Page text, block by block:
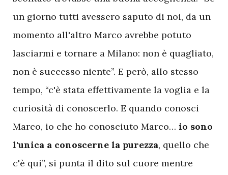
un giorno tutti avessero saputo di noi, da un
momento all'altro Marco avrebbe potuto
lasciarmi e tornare a Milano: non è quagliato,
non è successo niente”. E però, allo stesso
tempo, “c'è stata effettivamente la voglia e la
curiosità di conoscerlo. E quando conosci
Marco, io che ho conosciuto Marco… io sono
l'unica a conoscerne la purezza, quello che
c'è qui”, si punta il dito sul cuore mentre